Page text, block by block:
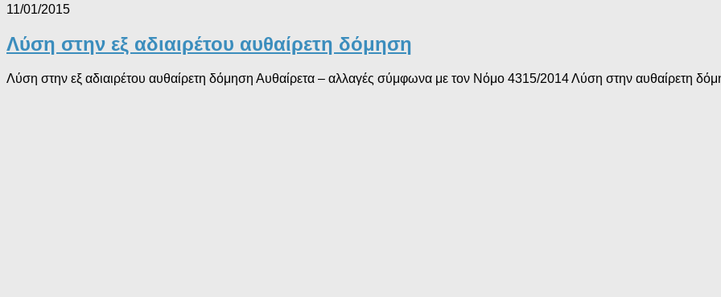
11/01/2015
Λύση στην εξ αδιαιρέτου αυθαίρετη δόμηση
Λύση στην εξ αδιαιρέτου αυθαίρετη δόμηση Αυθαίρετα – αλλαγές σύμφωνα με τον Νόμο 4315/2014 Λύση στην αυθαίρετη